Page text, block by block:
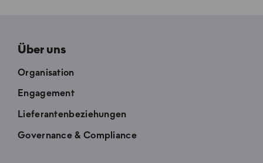
Über uns
Organisation
Engagement
Lieferantenbeziehungen
Governance & Compliance